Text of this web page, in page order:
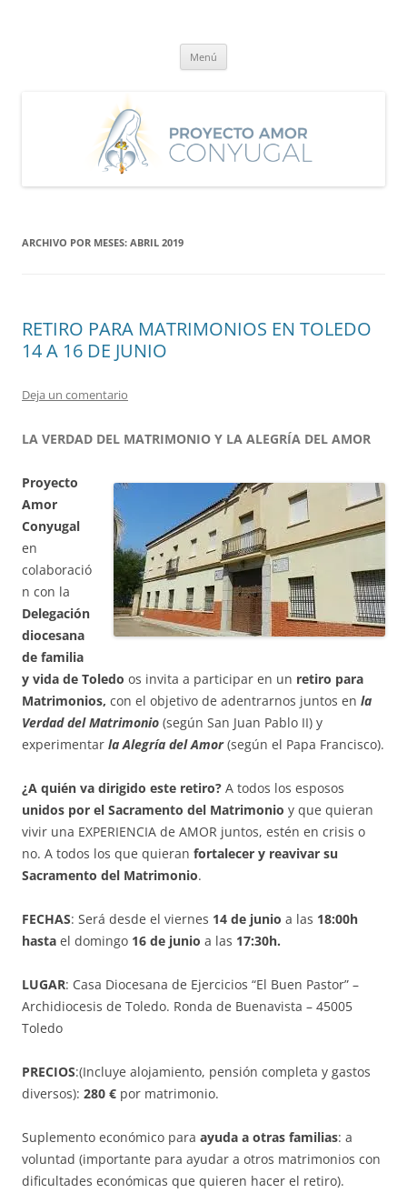
Menú
ARCHIVO POR MESES: ABRIL 2019
RETIRO PARA MATRIMONIOS EN TOLEDO
14 A 16 DE JUNIO
Deja un comentario
LA VERDAD DEL MATRIMONIO Y LA ALEGRÍA DEL AMOR
Proyecto
Amor
Conyugal
en
colaboració
n con la
Delegación
diocesana
de familia
y vida de Toledo os invita a participar en un retiro para
Matrimonios, con el objetivo de adentrarnos juntos en la
Verdad del Matrimonio (según San Juan Pablo II) y
experimentar la Alegría del Amor(según el Papa Francisco).
¿A quién va dirigido este retiro? A todos los esposos
unidos por el Sacramento del Matrimonio y que quieran
vivir una EXPERIENCIA de AMOR juntos, estén en crisis o
no. A todos los que quieran fortalecer y reavivar su
Sacramento del Matrimonio.
FECHAS: Será desde el viernes 14 de junio a las 18:00h
hasta el domingo 16 de junio a las 17:30h.
LUGAR: Casa Diocesana de Ejercicios “El Buen Pastor” –
Archidiocesis de Toledo. Ronda de Buenavista – 45005
Toledo
PRECIOS:(Incluye alojamiento, pensión completa y gastos
diversos): 280 € por matrimonio.
Suplemento económico para ayuda a otras familias: a
voluntad (importante para ayudar a otros matrimonios con
dificultades económicas que quieren hacer el retiro).